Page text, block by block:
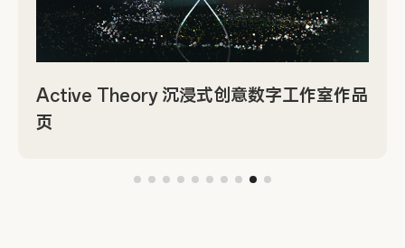
Active Theory 沉浸式创意数字工作室作品
页